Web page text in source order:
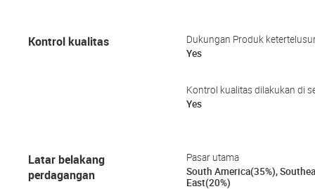
Kontrol kualitas
Dukungan Produk
Yes
Kontrol kualitas dilakukan di
Yes
Latar belakang
perdagangan
Pasar utama
South America(35%),
East(20%)